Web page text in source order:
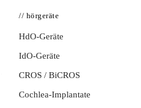
// hörgeräte
HdO-Geräte
IdO-Geräte
CROS / BiCROS
Cochlea-Implantate